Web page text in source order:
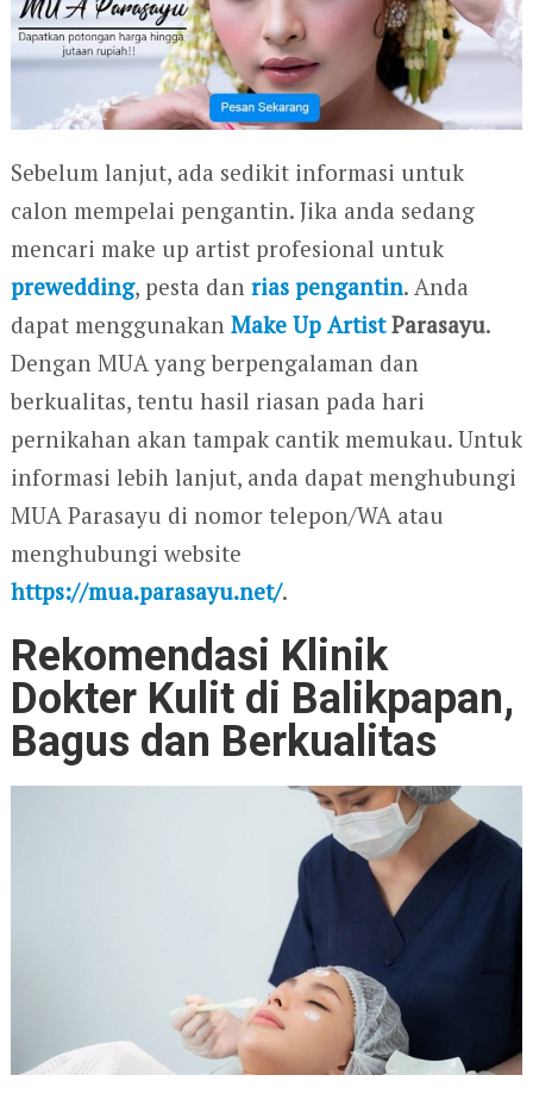
Sebelum lanjut, ada sedikit informasi untuk
calon mempelai pengantin. Jika anda sedang
mencari make up artist profesional untuk
prewedding, pesta dan rias pengantin. Anda
dapat menggunakan Make Up ArtistParasayu.
Dengan MUA yang berpengalaman dan
berkualitas, tentu hasil riasan pada hari
pernikahan akan tampak cantik memukau. Untuk
informasi lebih lanjut, anda dapat menghubungi
MUA Parasayu di nomor telepon/WA atau
menghubungi website
https://mua.parasayu.net/.
Rekomendasi Klinik
Dokter Kulit di Balikpapan,
Bagus dan Berkualitas